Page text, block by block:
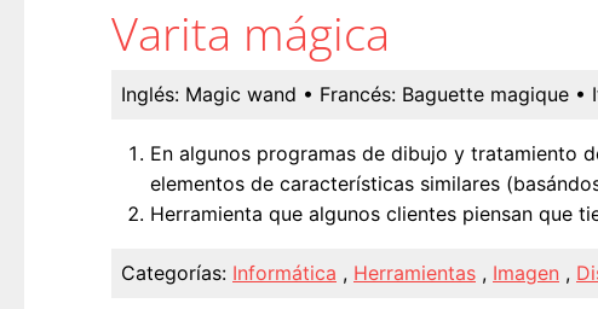
Varita mágica
Inglés: Magic wand • Francés: Baguette magique •
En algunos programas de dibujo y tratamiento
elementos de características similares
Herramienta que algunos clientes piensan que
Categorías: Informática , Herramientas , Imagen ,